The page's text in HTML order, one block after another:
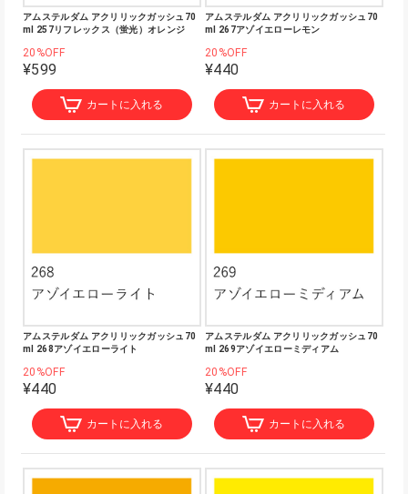
アムステルダム アクリリックガッシュ70
ml 257リフレックス（蛍光）オレンジ
20%OFF
¥599
カートに入れる
アムステルダム アクリリックガッシュ70
ml 267アゾイエローレモン
20%OFF
¥440
カートに入れる
アムステルダム アクリリックガッシュ70
ml 268アゾイエローライト
20%OFF
¥440
カートに入れる
アムステルダム アクリリックガッシュ70
ml 269アゾイエローミディアム
20%OFF
¥440
カートに入れる